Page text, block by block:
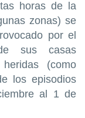
horas de la
zonas) se
por el
sus casas
(como
los episodios
al 1 de